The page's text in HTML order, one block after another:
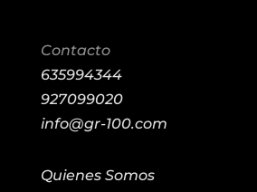
Contacto
635994344
927099020
info@gr-100.com
Quienes Somos